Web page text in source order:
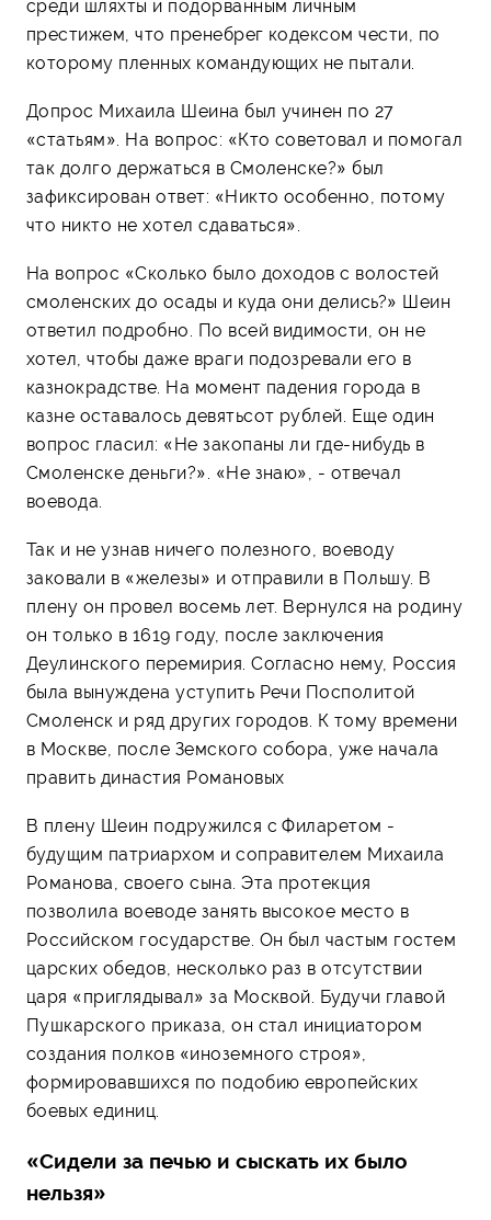
среди шляхты и подорванным личным
престижем, что пренебрег кодексом чести, по
которому пленных командующих не пытали.
Допрос Михаила Шеина был учинен по 27
«статьям». На вопрос: «Кто советовал и помогал
так долго держаться в Смоленске?» был
зафиксирован ответ: «Никто особенно, потому
что никто не хотел сдаваться».
На вопрос «Сколько было доходов с волостей
смоленских до осады и куда они делись?» Шеин
ответил подробно. По всей видимости, он не
хотел, чтобы даже враги подозревали его в
казнокрадстве. На момент падения города в
казне оставалось девятьсот рублей. Еще один
вопрос гласил: «Не закопаны ли где-нибудь в
Смоленске деньги?». «Не знаю», - отвечал
воевода.
Так и не узнав ничего полезного, воеводу
заковали в «железы» и отправили в Польшу. В
плену он провел восемь лет. Вернулся на родину
он только в 1619 году, после заключения
Деулинского перемирия. Согласно нему, Россия
была вынуждена уступить Речи Посполитой
Смоленск и ряд других городов. К тому времени
в Москве, после Земского собора, уже начала
править династия Романовых
В плену Шеин подружился с Филаретом -
будущим патриархом и соправителем Михаила
Романова, своего сына. Эта протекция
позволила воеводе занять высокое место в
Российском государстве. Он был частым гостем
царских обедов, несколько раз в отсутствии
царя «приглядывал» за Москвой. Будучи главой
Пушкарского приказа, он стал инициатором
создания полков «иноземного строя»,
формировавшихся по подобию европейских
боевых единиц.
«Сидели за печью и сыскать их было
нельзя»